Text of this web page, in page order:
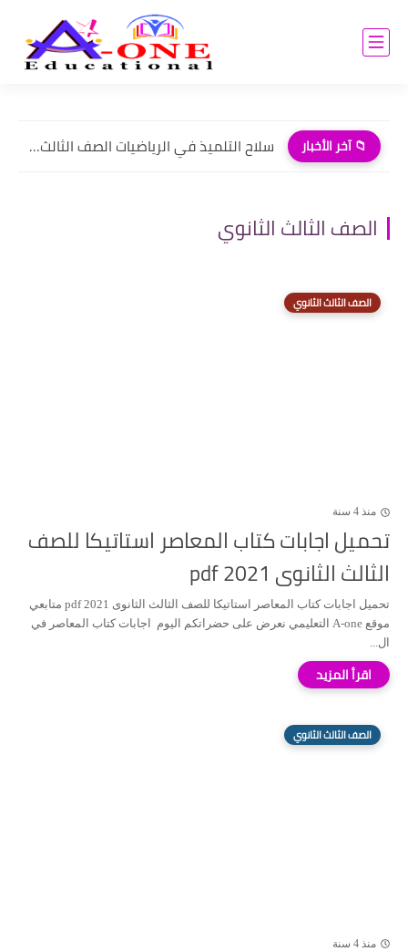
📁 آخر الأخبار سلاح التلميذ في الرياضيات الصف الثالث الابتدائي الترم الاول pdf
الصف الثالث الثانوي
الصف الثالث الثانوي
منذ 4 سنة
تحميل اجابات كتاب المعاصر استاتيكا للصف
الثالث الثانوى 2021 pdf
تحميل اجابات كتاب المعاصر استاتيكا للصف الثالث الثانوى 2021 pdf متابعي
موقع A-one التعليمي نعرض على حضراتكم اليوم اجابات كتاب المعاصر في
ال...
الصف الثالث الثانوي
منذ 4 سنة